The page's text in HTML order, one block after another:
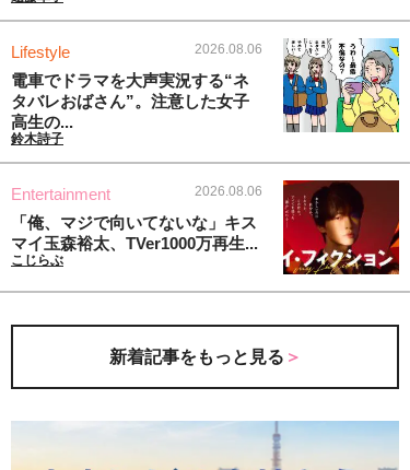
Lifestyle 2026.08.06
電車でドラマを大声実況する“ネ
タバレおばさん”。注意した女子
高生の...
鈴木詩子
Entertainment 2026.08.06
「俺、マジで向いてないな」キス
マイ玉森裕太、TVer1000万再生...
こじらぶ
新着記事をもっと見る